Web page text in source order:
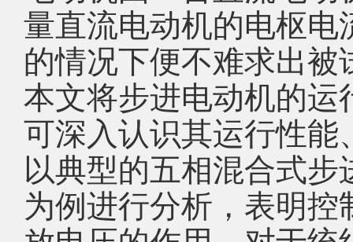
量直流电动机的电枢
的情况下便不难求出
本文将步进电动机的
可深入认识其运行性
以典型的五相混合式
为例进行分析，表明